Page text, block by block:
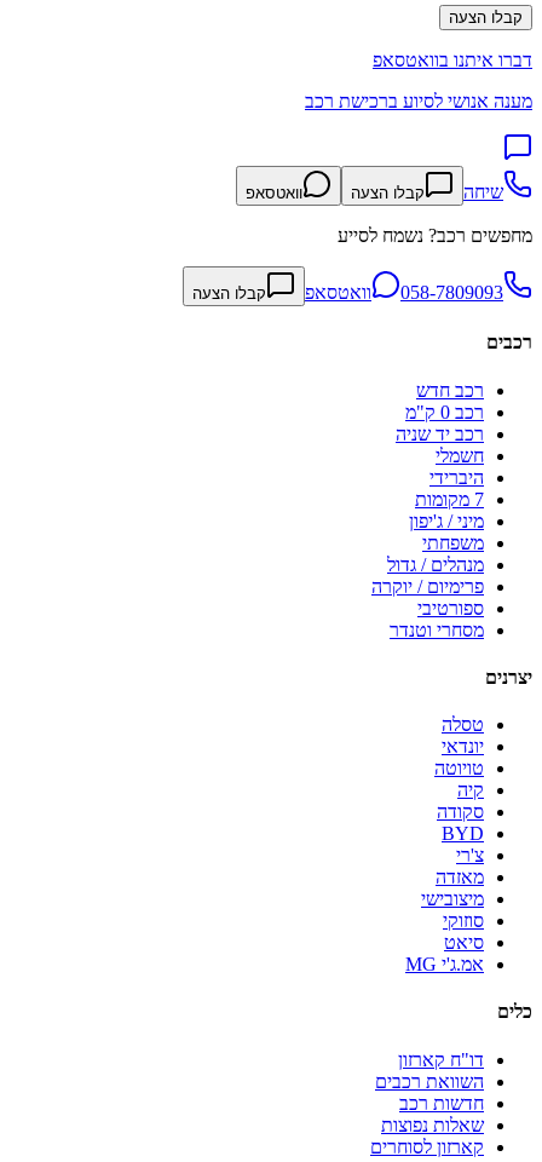
קבלו הצעה
דברו איתנו בוואטסאפ
מענה אנושי לסיוע ברכישת רכב
שיחה קבלו הצעה וואטסאפ
מחפשים רכב? נשמח לסייע
058-7809093 וואטסאפ קבלו הצעה
רכבים
רכב חדש
רכב 0 ק"מ
רכב יד שניה
חשמלי
היברידי
7 מקומות
מיני / ג'יפון
משפחתי
מנהלים / גדול
פרימיום / יוקרה
ספורטיבי
מסחרי וטנדר
יצרנים
טסלה
יונדאי
טויוטה
קיה
סקודה
BYD
צ'רי
מאזדה
מיצובישי
סוזוקי
סיאט
אמ.ג'י MG
כלים
דו"ח קארזון
השוואת רכבים
חדשות רכב
שאלות נפוצות
קארזון לסוחרים